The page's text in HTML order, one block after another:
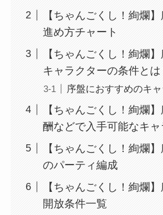
【ちゃんごくし！絢爛
進め方チャート
【ちゃんごくし！絢爛
キャラクターの条件とは
序盤におすすめのキ
【ちゃんごくし！絢爛
酬などで入手可能なキ
【ちゃんごくし！絢爛
のパーティ編成
【ちゃんごくし！絢爛
開放条件一覧